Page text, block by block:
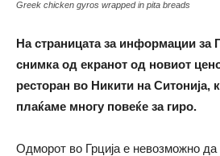
Greek chicken gyros wrapped in pita breads
На страницата за информации за
снимка од екранот од новиот
ресторан во Никити на Ситонија,
плаќаме многу повеќе за гиро.
Одморот во Грција е невозможно да